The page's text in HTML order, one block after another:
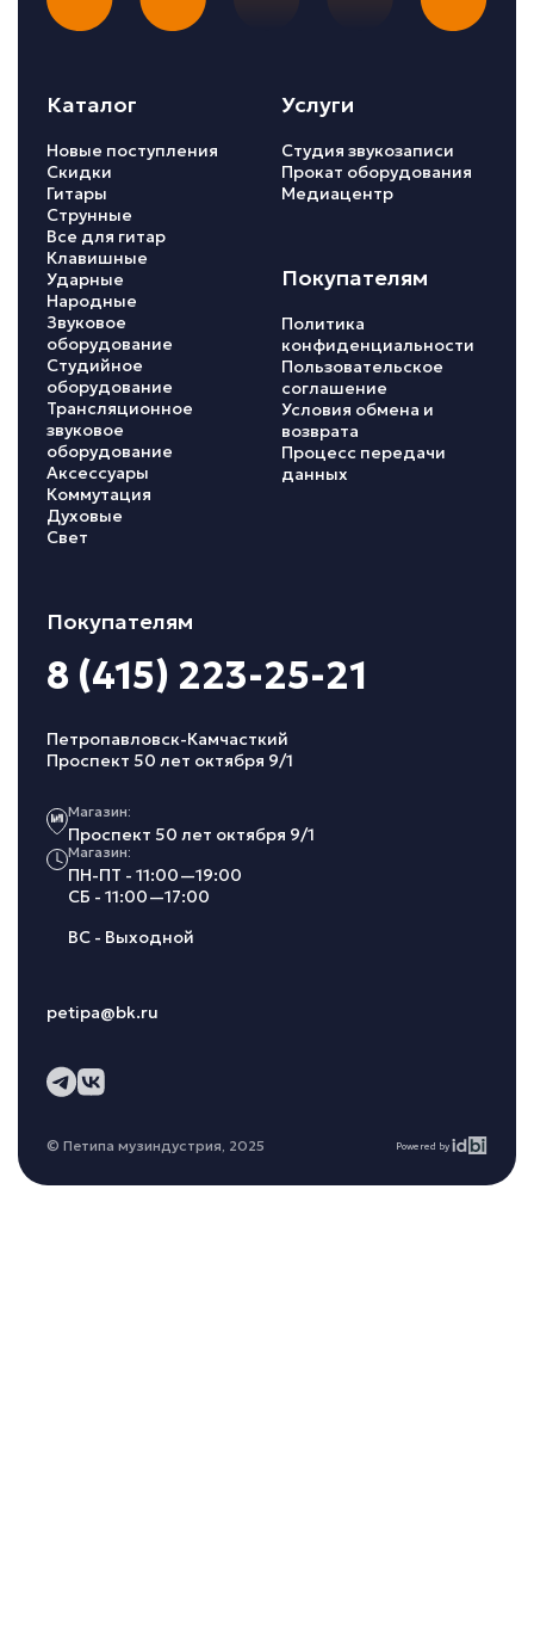
Каталог
Новые поступления
Скидки
Гитары
Струнные
Все для гитар
Клавишные
Ударные
Народные
Звуковое
оборудование
Студийное
оборудование
Трансляционное
звуковое
оборудование
Аксессуары
Коммутация
Духовые
Свет
Услуги
Студия звукозаписи
Прокат оборудования
Медиацентр
Покупателям
Политика
конфиденциальности
Пользовательское
соглашение
Условия обмена и
возврата
Процесс передачи
данных
Покупателям
8 (415) 223-25-21
Петропавловск-Камчасткий
Проспект 50 лет октября 9/1
Магазин:
Проспект 50 лет октября 9/1
Магазин:
ПН-ПТ - 11:00—19:00
СБ - 11:00—17:00
ВС - Выходной
petipa@bk.ru
© Петипа музиндустрия, 2025 Powered by